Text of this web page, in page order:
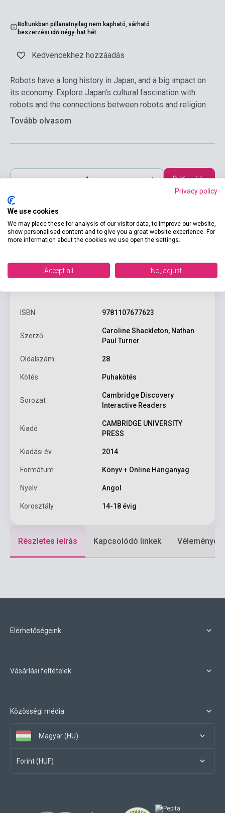
Boltunkban pillanatnyilag nem kapható, várható
beszerzési idő négy-hat hét
Kedvencekhez hozzáadás
Robots have a long history in Japan, and a big impact on
its economy. Explore Japan's cultural fascination with
robots and the connections between robots and religion.
Tovább olvasom
Kosárba
Termékjellemzők
ISBN 9781107677623
Szerző
Caroline Shackleton, Nathan
Paul Turner
Oldalszám 28
Kötés Puhakötés
Sorozat
Cambridge Discovery
Interactive Readers
Kiadó
CAMBRIDGE UNIVERSITY
PRESS
Kiadási év 2014
Formátum Könyv + Online Hanganyag
Nyelv Angol
Korosztály 14-18 évig
Részletes leírás Kapcsolódó linkek Vélemények
Elérhetőségeink
Vásárlási feltételek
Közösségi média
Magyar (HU)
Forint (HUF)
Privacy policy
We use cookies
We may place these for analysis of our visitor data, to improve our website,
show personalised content and to give you a great website experience. For
more information about the cookies we use open the settings.
Accept all No, adjust